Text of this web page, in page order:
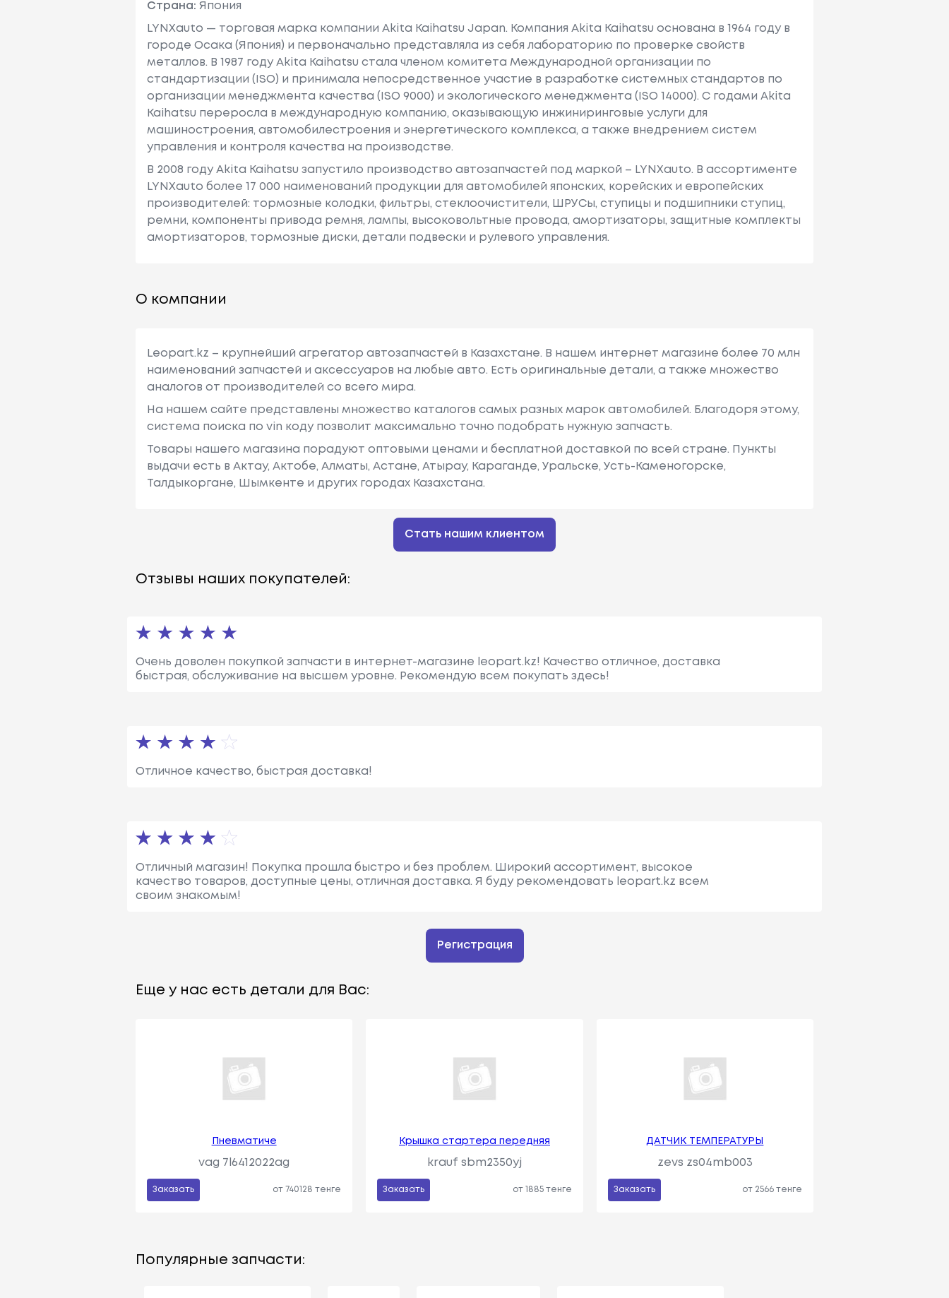
Страна: Япония
LYNXauto — торговая марка компании Akita Kaihatsu Japan. Компания Akita Kaihatsu основана в 1964 году в
городе Осака (Япония) и первоначально представляла из себя лабораторию по проверке свойств
металлов. В 1987 году Akita Kaihatsu стала членом комитета Международной организации по
стандартизации (ISO) и принимала непосредственное участие в разработке системных стандартов по
организации менеджмента качества (ISO 9000) и экологического менеджмента (ISO 14000). С годами Akita
Kaihatsu переросла в международную компанию, оказывающую инжиниринговые услуги для
машиностроения, автомобилестроения и энергетического комплекса, а также внедрением систем
управления и контроля качества на производстве.
В 2008 году Akita Kaihatsu запустило производство автозапчастей под маркой – LYNXauto. В ассортименте
LYNXauto более 17 000 наименований продукции для автомобилей японских, корейских и европейских
производителей: тормозные колодки, фильтры, стеклоочистители, ШРУСы, ступицы и подшипники ступиц,
ремни, компоненты привода ремня, лампы, высоковольтные провода, амортизаторы, защитные комплекты
амортизаторов, тормозные диски, детали подвески и рулевого управления.
О компании
Leopart.kz – крупнейший агрегатор автозапчастей в Казахстане. В нашем интернет магазине более 70 млн
наименований запчастей и аксессуаров на любые авто. Есть оригинальные детали, а также множество
аналогов от производителей со всего мира.
На нашем сайте представлены множество каталогов самых разных марок автомобилей. Благодоря этому,
система поиска по vin коду позволит максимально точно подобрать нужную запчасть.
Товары нашего магазина порадуют оптовыми ценами и бесплатной доставкой по всей стране. Пункты
выдачи есть в Актау, Актобе, Алматы, Астане, Атырау, Караганде, Уральске, Усть-Каменогорске,
Талдыкоргане, Шымкенте и других городах Казахстана.
Стать нашим клиентом
Отзывы наших покупателей:
Очень доволен покупкой запчасти в интернет-магазине leopart.kz! Качество отличное, доставка
быстрая, обслуживание на высшем уровне. Рекомендую всем покупать здесь!
Отличное качество, быстрая доставка!
Отличный магазин! Покупка прошла быстро и без проблем. Широкий ассортимент, высокое
качество товаров, доступные цены, отличная доставка. Я буду рекомендовать leopart.kz всем
своим знакомым!
Регистрация
Еще у нас есть детали для Вас:
Пневматиче
vag 7l6412022ag
Заказать от 740128 тенге
Крышка стартера передняя
krauf sbm2350yj
Заказать от 1885 тенге
ДАТЧИК ТЕМПЕРАТУРЫ
zevs zs04mb003
Заказать от 2566 тенге
Популярные запчасти: